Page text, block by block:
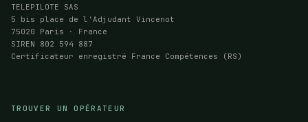
TELEPILOTE SAS
5 bis place de l'Adjudant Vincenot
75020 Paris · France
SIREN 802 594 887
Certificateur enregistré France Compétences (RS)
TROUVER UN OPÉRATEUR